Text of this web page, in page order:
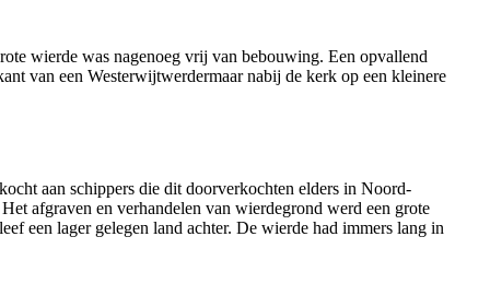
wierde was nagenoeg vrij van bebouwing. Een opvallend
van een Westerwijtwerdermaar nabij de kerk op een kleinere
aan schippers die dit doorverkochten elders in Noord-
afgraven en verhandelen van wierdegrond werd een grote
een lager gelegen land achter. De wierde had immers lang in